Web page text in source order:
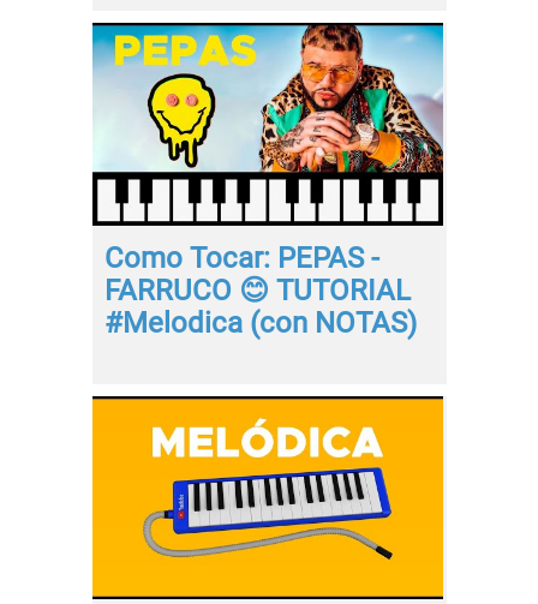
Como Tocar: PEPAS -
FARRUCO 😊 TUTORIAL
#Melodica (con NOTAS)